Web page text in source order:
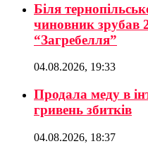
Біля
чиновник зрубав
“Загребелля”
04.08.2026, 19:33
Продала меду в
гривень збитків
04.08.2026, 18:37